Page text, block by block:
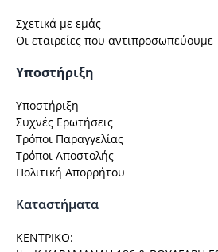
Σχετικά με εμάς
Οι εταιρείες που αντιπροσωπεύουμε
Υποστήριξη
Υποστήριξη
Συχνές Ερωτήσεις
Τρόποι Παραγγελίας
Τρόποι Αποστολής
Πολιτική Απορρήτου
Καταστήματα
ΚΕΝΤΡΙΚΟ: